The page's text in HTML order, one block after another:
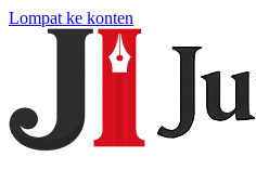
Lompat ke konten